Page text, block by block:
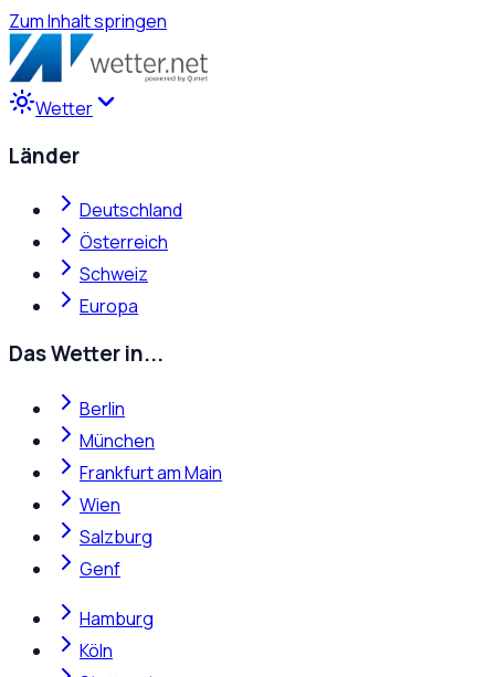
Zum Inhalt springen
Wetter
Länder
Deutschland
Österreich
Schweiz
Europa
Das Wetter in...
Berlin
München
Frankfurt am Main
Wien
Salzburg
Genf
Hamburg
Köln